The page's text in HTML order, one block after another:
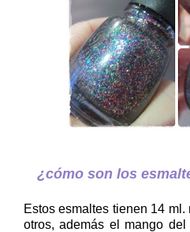
¿cómo son los
Estos esmaltes tienen 14
otros, además el mango